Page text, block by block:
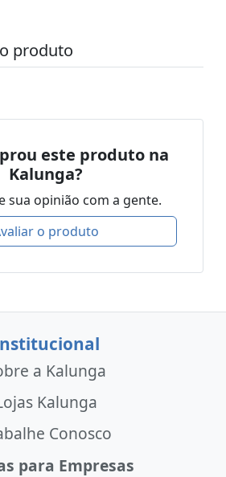
produto
este produto na
Kalunga?
sua opinião com a gente.
o produto
a Kalunga
Kalunga
Conosco
para Empresas